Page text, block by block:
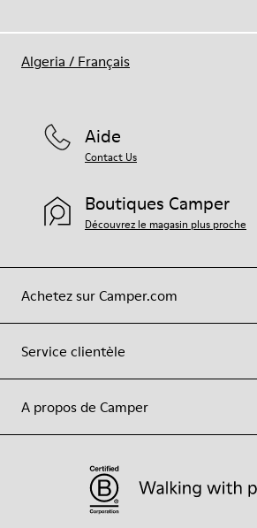
Achetez sur Camper.com
Service clientèle
A propos de Camper
Aide
Contact Us
Boutiques Camper
Découvrez le magasin plus proche
Algeria / Français